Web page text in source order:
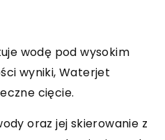
wodę pod wysokim
wyniki, Waterjet
cięcie.
oraz jej skierowanie z